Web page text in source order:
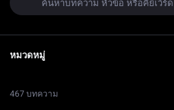
หมวดหมู่
467 บทความ